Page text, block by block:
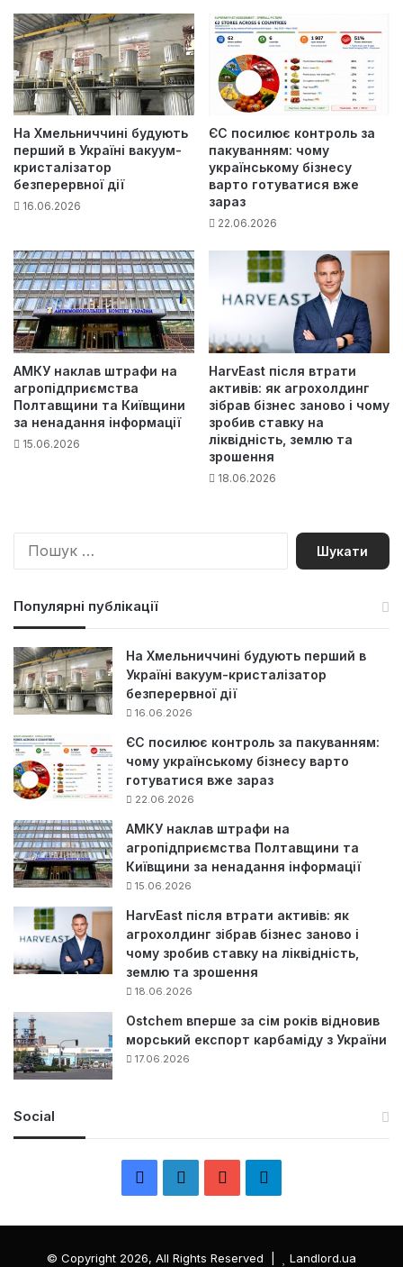
На Хмельниччині будують
перший в Україні вакуум-
кристалізатор
безперервної дії
16.06.2026
ЄС посилює контроль за
пакуванням: чому
українському бізнесу
варто готуватися вже
зараз
22.06.2026
АМКУ наклав штрафи на
агропідприємства
Полтавщини та Київщини
за ненадання інформації
15.06.2026
HarvEast після втрати
активів: як агрохолдинг
зібрав бізнес заново і чому
зробив ставку на
ліквідність, землю та
зрошення
18.06.2026
П
Популярні публікації
На Хмельниччині будують перший в
Україні вакуум-кристалізатор
безперервної дії
16.06.2026
ЄС посилює контроль за пакуванням:
чому українському бізнесу варто
готуватися вже зараз
22.06.2026
АМКУ наклав штрафи на
агропідприємства Полтавщини та
Київщини за ненадання інформації
15.06.2026
HarvEast після втрати активів: як
агрохолдинг зібрав бізнес заново і
чому зробив ставку на ліквідність,
землю та зрошення
18.06.2026
Ostchem вперше за сім років відновив
морський експорт карбаміду з України
17.06.2026
Social
л
© Copyright 2026, All Rights Reserved | Landlord.ua